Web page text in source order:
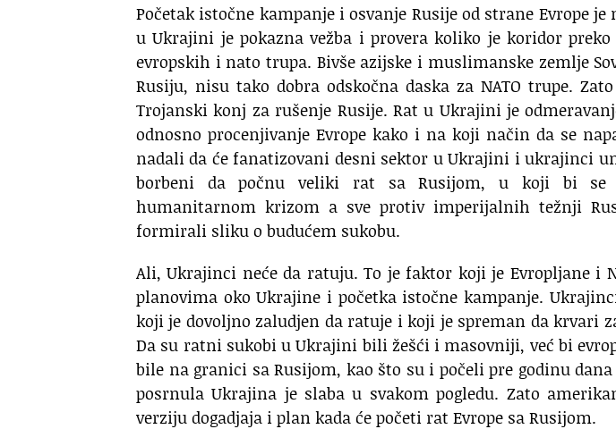
Početak istočne kampanje i osvanje Rusije od strane Evrope je
u Ukrajini je pokazna vežba i provera koliko je koridor
evropskih i nato trupa. Bivše azijske i muslimanske zemlje
Rusiju, nisu tako dobra odskočna daska za NATO trupe.
Trojanski konj za rušenje Rusije. Rat u Ukrajini je
odnosno procenjivanje Evrope kako i na koji način da se
nadali da će fanatizovani desni sektor u Ukrajini i ukrajinci
borbeni da počnu veliki rat sa Rusijom, u koji bi se
humanitarnom krizom a sve protiv imperijalnih težnji
formirali sliku o budućem sukobu.
Ali, Ukrajinci neće da ratuju. To je faktor koji je Evropljane i
planovima oko Ukrajine i početka istočne kampanje.
koji je dovoljno zaludjen da ratuje i koji je spreman da krvari
Da su ratni sukobi u Ukrajini bili žešći i masovniji, već bi
bile na granici sa Rusijom, kao što su i počeli pre godinu
posrnula Ukrajina je slaba u svakom pogledu. Zato
verziju dogadjaja i plan kada će početi rat Evrope sa Rusijom.